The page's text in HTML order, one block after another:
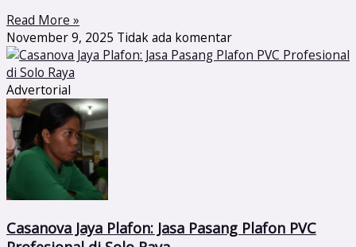
Read More »
November 9, 2025 Tidak ada komentar
Advertorial
Casanova Jaya Plafon: Jasa Pasang Plafon PVC